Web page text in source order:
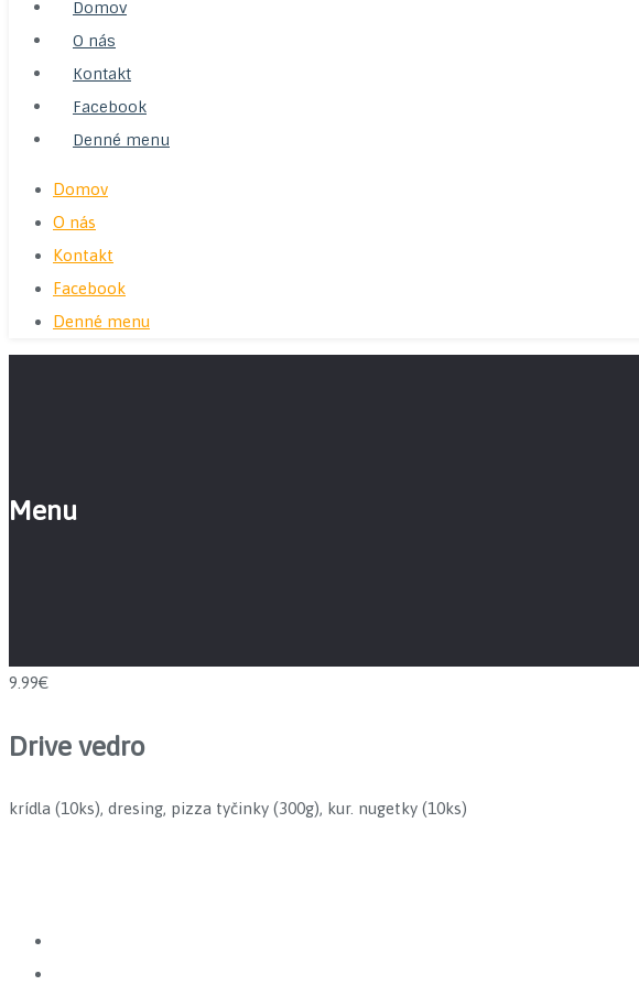
Domov
O nás
Kontakt
Facebook
Denné menu
Domov
O nás
Kontakt
Facebook
Denné menu
Menu
9.99€
Drive vedro
krídla (10ks), dresing, pizza tyčinky (300g), kur. nugetky (10ks)